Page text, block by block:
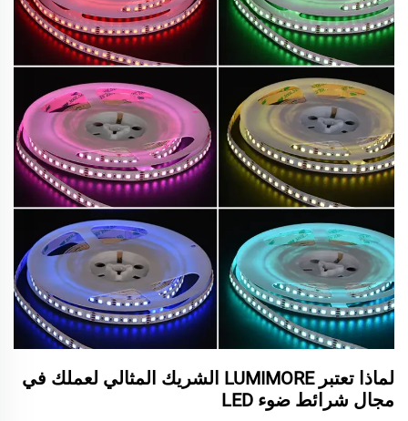
لماذا تعتبر LUMIMORE الشريك المثالي لعملك في
مجال شرائط ضوء LED